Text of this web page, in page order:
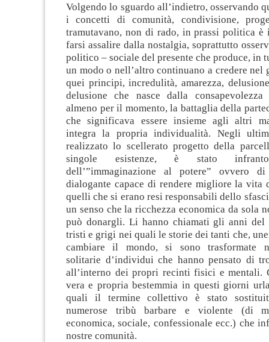
Volgendo lo sguardo all’indietro, osservando
i concetti di comunità, condivisione,
tramutavano, non di rado, in prassi politica è
farsi assalire dalla nostalgia, soprattutto
politico – sociale del presente che produce, in
un modo o nell’altro continuano a credere nel
quei principi, incredulità, amarezza,
delusione che nasce dalla
almeno per il momento, la battaglia della
che significava essere insieme agli altri
integra la propria individualità. Negli
realizzato lo scellerato progetto della
singole esistenze, è stato
dell’”immaginazione al potere” ovvero
dialogante capace di rendere migliore la vita
quelli che si erano resi responsabili dello
un senso che la ricchezza economica da sola
può donargli. Li hanno chiamati gli anni del
tristi e grigi nei quali le storie dei tanti che,
cambiare il mondo, si sono trasformate
solitarie d’individui che hanno pensato di
all’interno dei propri recinti fisici e mentali.
vera e propria bestemmia in questi giorni
quali il termine collettivo è stato
numerose tribù barbare e violente (di
economica, sociale, confessionale ecc.) che
nostre comunità.